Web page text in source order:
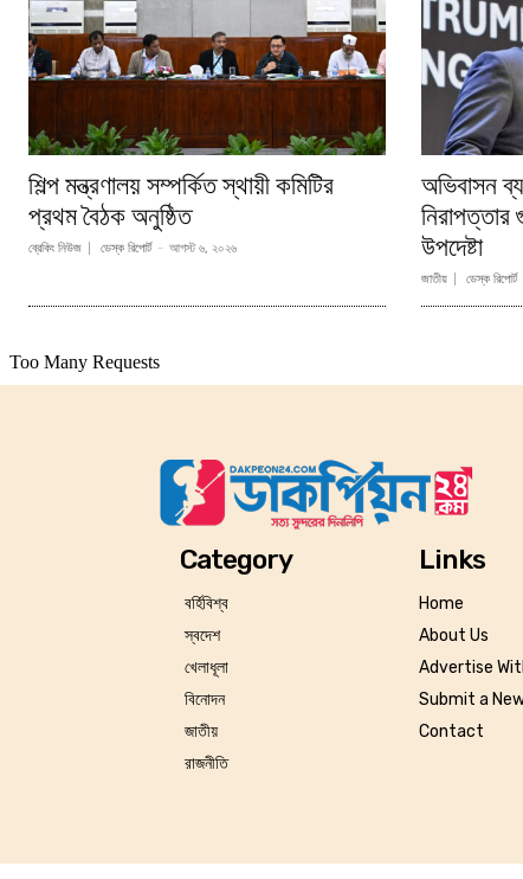
শিল্প মন্ত্রণালয় সম্পর্কিত স্থায়ী কমিটির
প্রথম বৈঠক অনুষ্ঠিত
ব্রেকিং নিউজ ডেস্ক রিপোর্ট - আগস্ট ৬, ২০২৬
অভিবাসন
নিরাপত্তার
উপদেষ্টা
জাতীয় ডেস্ক রিপোর্ট
Category
বর্হিবিশ্ব
স্বদেশ
খেলাধূলা
বিনোদন
জাতীয়
রাজনীতি
Links
Home
About Us
Advertise
Submit a
Contact